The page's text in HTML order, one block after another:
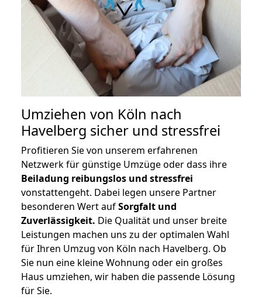
Umziehen von Köln nach
Havelberg sicher und stressfrei
Profitieren Sie von unserem erfahrenen
Netzwerk für günstige Umzüge oder dass ihre
Beiladung reibungslos und stressfrei
vonstattengeht. Dabei legen unsere Partner
besonderen Wert aufSorgfalt und
Zuverlässigkeit. Die Qualität und unser breite
Leistungen machen uns zu der optimalen Wahl
für Ihren Umzug von Köln nach Havelberg. Ob
Sie nun eine kleine Wohnung oder ein großes
Haus umziehen, wir haben die passende Lösung
für Sie.